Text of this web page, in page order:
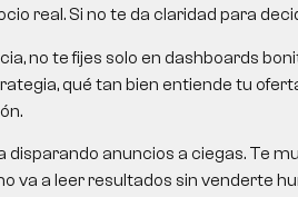
real. Si no te da claridad para
no te fijes solo en dashboards
qué tan bien entiende tu
disparando anuncios a ciegas. Te
va a leer resultados sin venderte